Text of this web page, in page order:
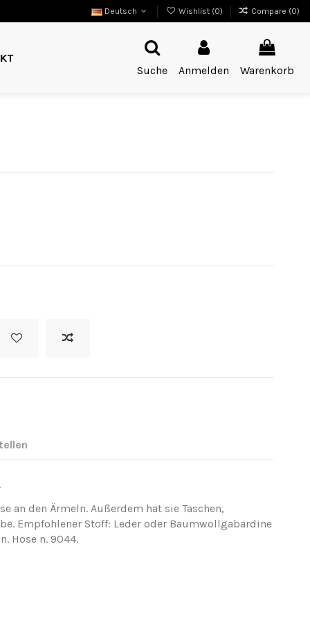
Deutsch Wishlist (0) Compare (0)
Suche
Anmelden Warenkorb
an den Ärmeln. Außerdem hat sie Taschen,
Empfohlener Stoff: Leder oder Baumwollgabardine
Hose n. 9044.